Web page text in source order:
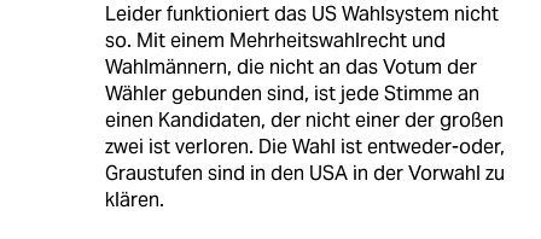
Leider funktioniert das US Wahlsystem nicht
so. Mit einem Mehrheitswahlrecht und
Wahlmännern, die nicht an das Votum der
Wähler gebunden sind, ist jede Stimme an
einen Kandidaten, der nicht einer der großen
zwei ist verloren. Die Wahl ist entweder-oder,
Graustufen sind in den USA in der Vorwahl zu
klären.